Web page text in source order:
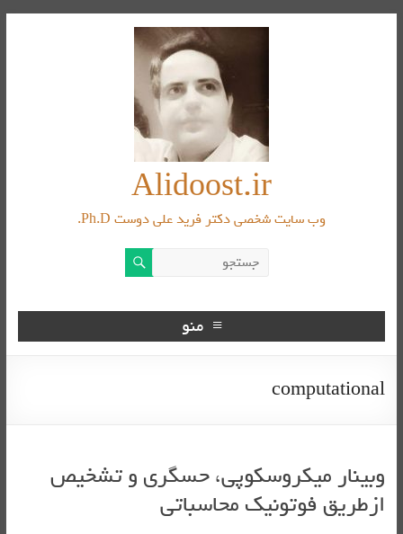
Alidoost.ir
وب سایت شخصی دکتر فرید علی دوست Ph.D.
منو
computational
وبینار میکروسکوپی، حسگری و تشخیص
ازطریق فوتونیک محاسباتی